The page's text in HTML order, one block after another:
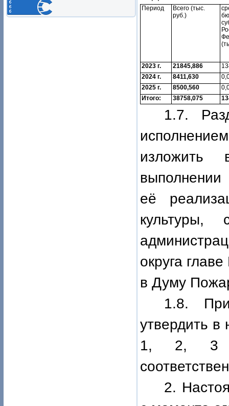
Период
Всего (тыс.
руб.)
2023 г. 21845,886
2024 г.
8411,630
2025 г.
8500,560
Итого:
38758,075
1.7.
её
культуры,
округа
в Думу
1.8.
утвердить в
1, 2, 3 к
2.